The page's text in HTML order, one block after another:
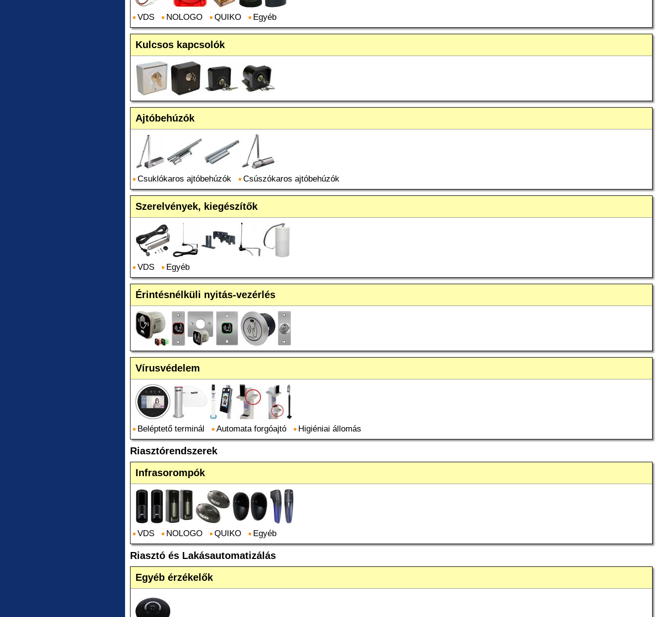
VDS NOLOGO QUIKO Egyéb
Kulcsos kapcsolók
Ajtóbehúzók
Csuklókaros ajtóbehúzók Csúszókaros ajtóbehúzók
Szerelvények, kiegészítők
VDS Egyéb
Érintésnélküli nyitás-vezérlés
Vírusvédelem
Beléptető terminál Automata forgóajtó Higiéniai állomás
Riasztórendszerek
Infrasorompók
VDS NOLOGO QUIKO Egyéb
Riasztó és Lakásautomatizálás
Egyéb érzékelők